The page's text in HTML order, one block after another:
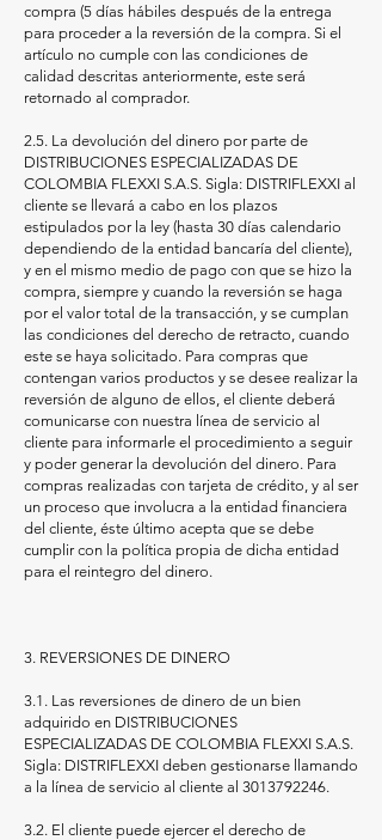
compra (5 días hábiles después de la entrega
para proceder a la reversión de la compra. Si el
artículo no cumple con las condiciones de
calidad descritas anteriormente, este será
retornado al comprador.
2.5. La devolución del dinero por parte de
DISTRIBUCIONES ESPECIALIZADAS DE
COLOMBIA FLEXXI S.A.S. Sigla: DISTRIFLEXXI al
cliente se llevará a cabo en los plazos
estipulados por la ley (hasta 30 días calendario
dependiendo de la entidad bancaría del cliente),
y en el mismo medio de pago con que se hizo la
compra, siempre y cuando la reversión se haga
por el valor total de la transacción, y se cumplan
las condiciones del derecho de retracto, cuando
este se haya solicitado. Para compras que
contengan varios productos y se desee realizar la
reversión de alguno de ellos, el cliente deberá
comunicarse con nuestra línea de servicio al
cliente para informarle el procedimiento a seguir
y poder generar la devolución del dinero. Para
compras realizadas con tarjeta de crédito, y al ser
un proceso que involucra a la entidad financiera
del cliente, éste último acepta que se debe
cumplir con la política propia de dicha entidad
para el reintegro del dinero.
3. REVERSIONES DE DINERO
3.1. Las reversiones de dinero de un bien
adquirido en DISTRIBUCIONES
ESPECIALIZADAS DE COLOMBIA FLEXXI S.A.S.
Sigla: DISTRIFLEXXI deben gestionarse llamando
a la línea de servicio al cliente al 3013792246.
3.2. El cliente puede ejercer el derecho de